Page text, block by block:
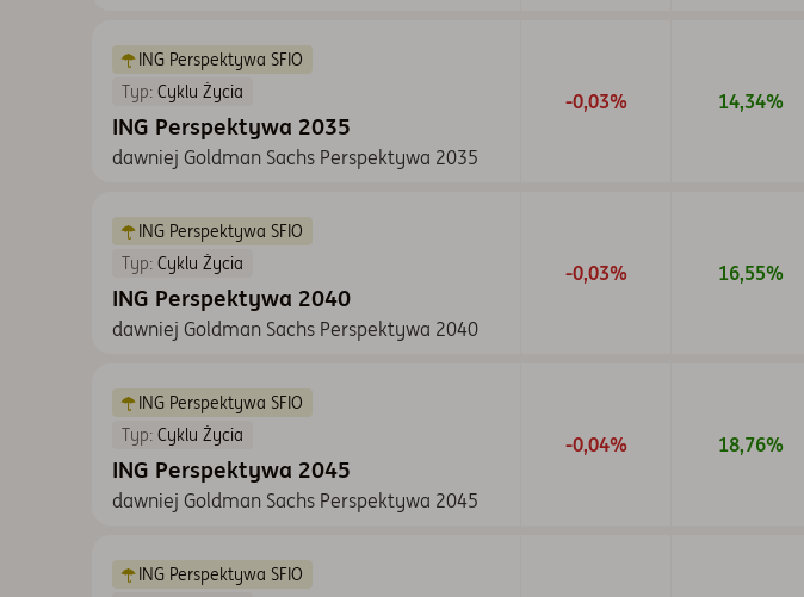
ING Perspektywa SFIO
Typ: Cyklu Życia
ING Perspektywa 2035
dawniej Goldman Sachs Perspektywa 2035
-0,03% 14,34%
ING Perspektywa SFIO
Typ: Cyklu Życia
ING Perspektywa 2040
dawniej Goldman Sachs Perspektywa 2040
-0,03% 16,55%
ING Perspektywa SFIO
Typ: Cyklu Życia
ING Perspektywa 2045
dawniej Goldman Sachs Perspektywa 2045
-0,04% 18,76%
ING Perspektywa SFIO